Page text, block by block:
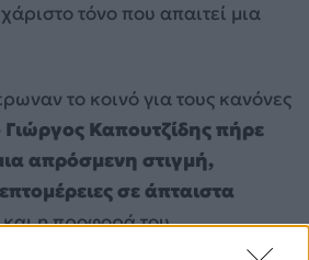
τόνο που απαιτεί μια
το κοινό για τους κανόνες
Γιώργος Καπουτζίδης πήρε
απρόσμενη στιγμή,
σε άπταιστα
η προφορά του
αλλά δεν έλειψε και το